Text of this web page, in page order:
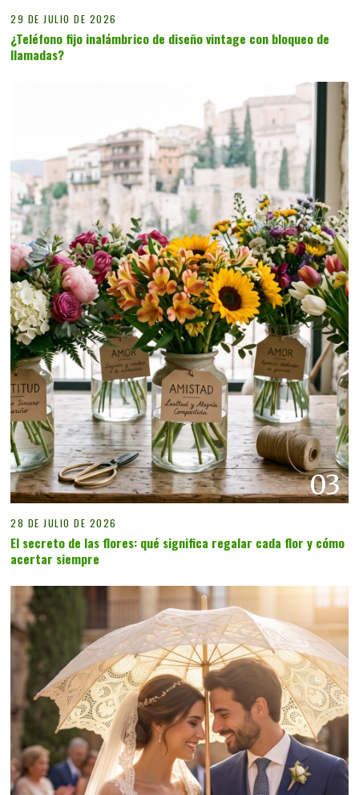
29 DE JULIO DE 2026
¿Teléfono fijo inalámbrico de diseño vintage con bloqueo de
llamadas?
03
28 DE JULIO DE 2026
El secreto de las flores: qué significa regalar cada flor y cómo
acertar siempre